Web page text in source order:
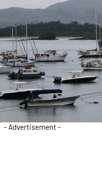
- Advertisement -